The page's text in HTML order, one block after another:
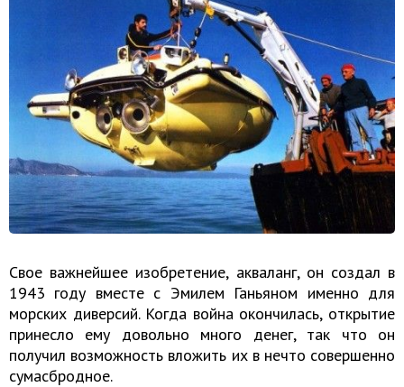
Свое важнейшее изобретение, акваланг, он создал в
1943 году вместе с Эмилем Ганьяном именно для
морских диверсий. Когда война окончилась, открытие
принесло ему довольно много денег, так что он
получил возможность вложить их в нечто совершенно
сумасбродное.